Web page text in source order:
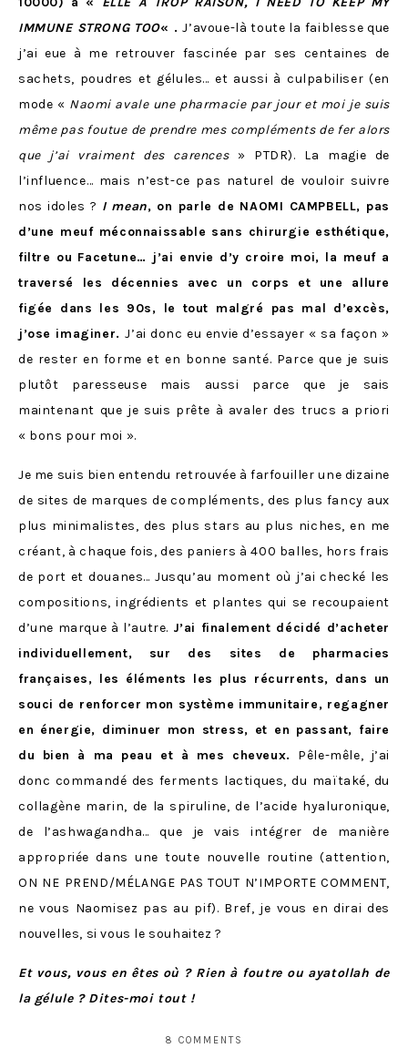
IMMUNE STRONG TOO« .J’avoue-là toute la faiblesse que
j’ai eue à me retrouver fascinée par ses centaines de
sachets, poudres et gélules… et aussi à culpabiliser (en
mode « Naomi avale une pharmacie par jour et moi je suis
même pas foutue de prendre mes compléments de fer alors
que j’ai vraiment des carences» PTDR). La magie de
l’influence… mais n’est-ce pas naturel de vouloir suivre
nos idoles ? I mean, on parle de NAOMI CAMPBELL, pas
d’une meuf méconnaissable sans chirurgie esthétique,
filtre ou Facetune… j’ai envie d’y croire moi, la meuf a
traversé les décennies avec un corps et une allure
figée dans les 90s, le tout malgré pas mal d’excès,
j’ose imaginer.J’ai donc eu envie d’essayer « sa façon »
de rester en forme et en bonne santé. Parce que je suis
plutôt paresseuse mais aussi parce que je sais
maintenant que je suis prête à avaler des trucs a priori
« bons pour moi ».
Je me suis bien entendu retrouvée à farfouiller une dizaine
de sites de marques de compléments, des plus fancy aux
plus minimalistes, des plus stars au plus niches, en me
créant, à chaque fois, des paniers à 400 balles, hors frais
de port et douanes… Jusqu’au moment où j’ai checké les
compositions, ingrédients et plantes qui se recoupaient
d’une marque à l’autre. J’ai finalement décidé d’acheter
individuellement, sur des sites de pharmacies
françaises, les éléments les plus récurrents, dans un
souci de renforcer mon système immunitaire, regagner
en énergie, diminuer mon stress, et en passant, faire
du bien à ma peau et à mes cheveux. Pêle-mêle, j’ai
donc commandé des ferments lactiques, du maïtaké, du
collagène marin, de la spiruline, de l’acide hyaluronique,
de l’ashwagandha… que je vais intégrer de manière
appropriée dans une toute nouvelle routine (attention,
ON NE PREND/MÉLANGE PAS TOUT N’IMPORTE COMMENT,
ne vous Naomisez pas au pif). Bref, je vous en dirai des
nouvelles, si vous le souhaitez ?
Et vous, vous en êtes où ? Rien à foutre ou ayatollah de
la gélule ? Dites-moi tout !
8 COMMENTS